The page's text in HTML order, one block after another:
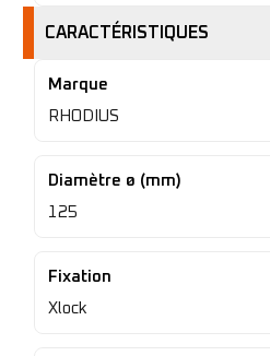
CARACTÉRISTIQUES
Marque
RHODIUS
Diamètre ø (mm)
125
Fixation
Xlock